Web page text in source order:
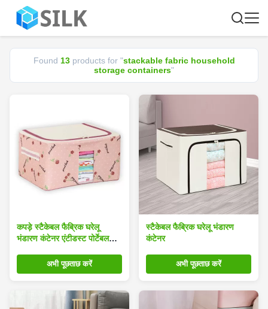
Found 13products for "stackable fabric household
storage containers"
कपड़े स्टैकेबल फैब्रिक घरेलू
भंडारण कंटेनर एंटीडस्ट पोर्टेबल
अभी पूछताछ करें
स्टैकेबल फैब्रिक घरेलू भंडारण
कंटेनर
अभी पूछताछ करें